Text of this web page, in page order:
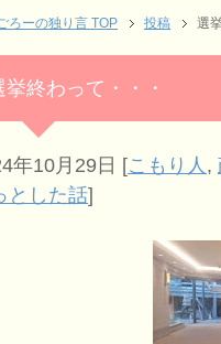
ろーの独り言 TOP 投稿 選
挙終わって・・・
年10月29日 [こもり人 ,
とした話]